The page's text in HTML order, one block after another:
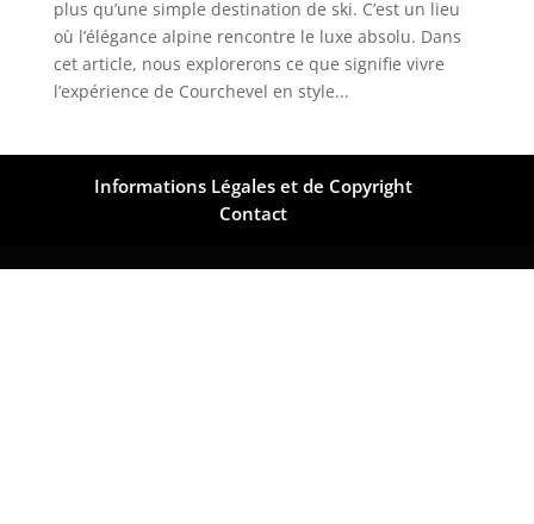
plus qu’une simple destination de ski. C’est un lieu
où l’élégance alpine rencontre le luxe absolu. Dans
cet article, nous explorerons ce que signifie vivre
l’expérience de Courchevel en style...
Informations Légales et de Copyright
Contact